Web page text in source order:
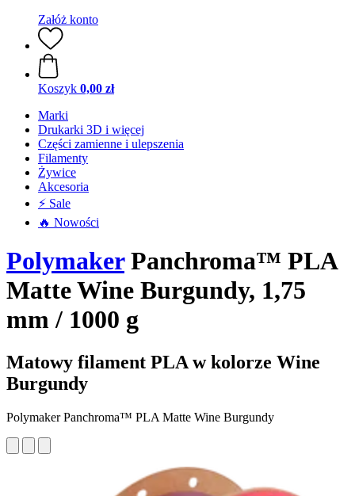
Załóż konto
Koszyk 0,00 zł
Marki
Drukarki 3D i więcej
Części zamienne i ulepszenia
Filamenty
Żywice
Akcesoria
⚡ Sale
🔥 Nowości
PolymakerPanchroma™ PLA
Matte Wine Burgundy, 1,75
mm / 1000 g
Matowy filament PLA w kolorze Wine
Burgundy
Polymaker Panchroma™ PLA Matte Wine Burgundy